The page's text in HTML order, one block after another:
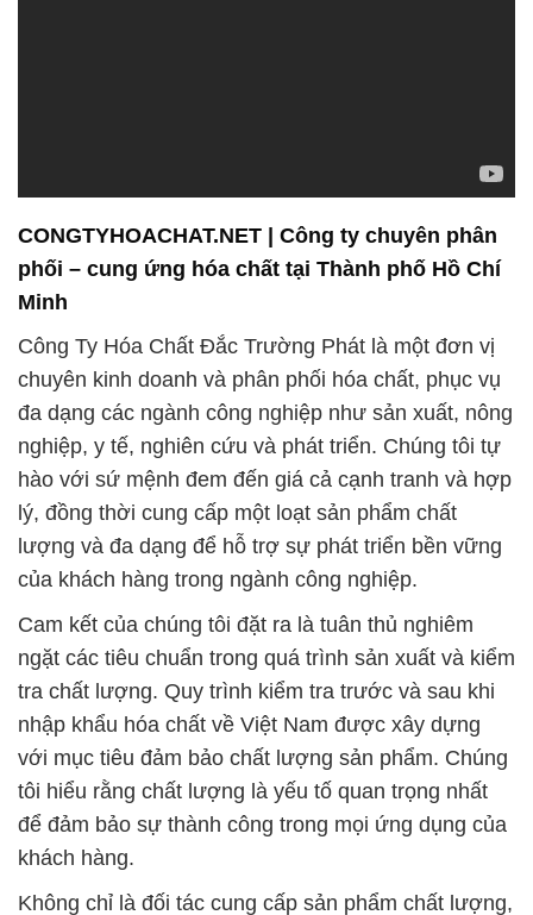
CONGTYHOACHAT.NET | Công ty chuyên phân
phối – cung ứng hóa chất tại Thành phố Hồ Chí
Minh
Công Ty Hóa Chất Đắc Trường Phát là một đơn vị
chuyên kinh doanh và phân phối hóa chất, phục vụ
đa dạng các ngành công nghiệp như sản xuất, nông
nghiệp, y tế, nghiên cứu và phát triển. Chúng tôi tự
hào với sứ mệnh đem đến giá cả cạnh tranh và hợp
lý, đồng thời cung cấp một loạt sản phẩm chất
lượng và đa dạng để hỗ trợ sự phát triển bền vững
của khách hàng trong ngành công nghiệp.
Cam kết của chúng tôi đặt ra là tuân thủ nghiêm
ngặt các tiêu chuẩn trong quá trình sản xuất và kiểm
tra chất lượng. Quy trình kiểm tra trước và sau khi
nhập khẩu hóa chất về Việt Nam được xây dựng
với mục tiêu đảm bảo chất lượng sản phẩm. Chúng
tôi hiểu rằng chất lượng là yếu tố quan trọng nhất
để đảm bảo sự thành công trong mọi ứng dụng của
khách hàng.
Không chỉ là đối tác cung cấp sản phẩm chất lượng,